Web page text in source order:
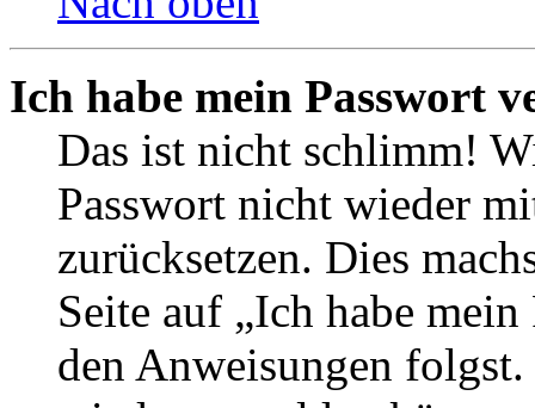
Ich habe mein Passwort
Das ist nicht schlimm!
Passwort nicht wieder
zurücksetzen. Dies
Seite auf „Ich habe
den Anweisungen